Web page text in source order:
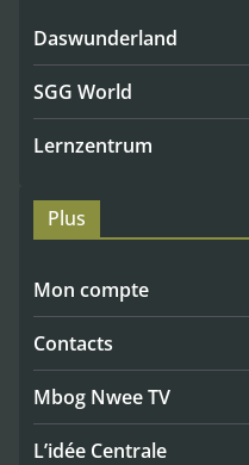
Daswunderland
SGG World
Lernzentrum
Plus
Mon compte
Contacts
Mbog Nwee TV
L’idée Centrale